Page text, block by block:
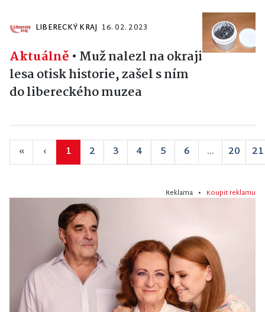
LIBERECKÝ KRAJ 16. 02. 2023
Aktuálně • Muž nalezl na okraji
lesa otisk historie, zašel s ním
do libereckého muzea
« ‹ 1 2 3 4 5 6 ... 20 21
Reklama • Koupit reklamu